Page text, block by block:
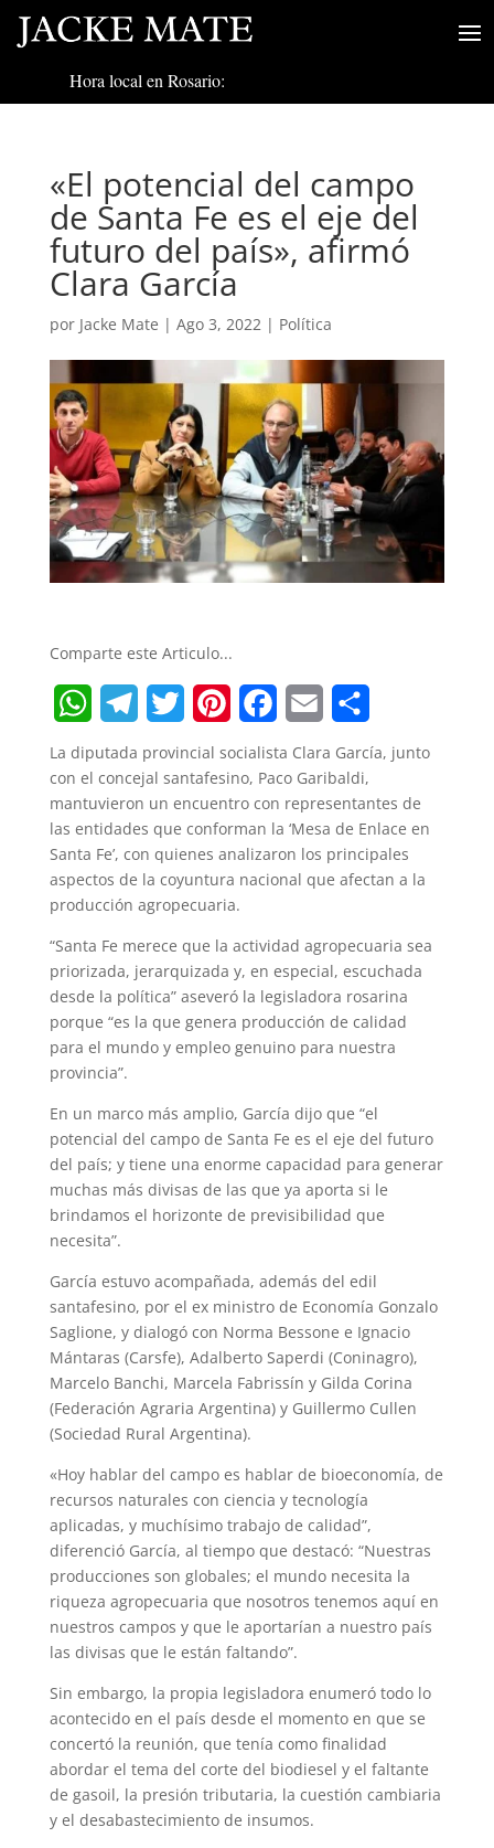
Hora local en Rosario:
«El potencial del campo
de Santa Fe es el eje del
futuro del país», afirmó
Clara García
por Jacke Mate | Ago 3, 2022| Política
Comparte este Articulo...
h
a
t
s
p
p
e
l
e
g
a
m
w
i
t
t
r
P
i
n
t
e
e
s
t
F
a
c
e
b
o
k
m
a
i
l
h
a
r
e
La diputada provincial socialista Clara García, junto
con el concejal santafesino, Paco Garibaldi,
mantuvieron un encuentro con representantes de
las entidades que conforman la ‘Mesa de Enlace en
Santa Fe’, con quienes analizaron los principales
aspectos de la coyuntura nacional que afectan a la
producción agropecuaria.
“Santa Fe merece que la actividad agropecuaria sea
priorizada, jerarquizada y, en especial, escuchada
desde la política” aseveró la legisladora rosarina
porque “es la que genera producción de calidad
para el mundo y empleo genuino para nuestra
provincia”.
En un marco más amplio, García dijo que “el
potencial del campo de Santa Fe es el eje del futuro
del país; y tiene una enorme capacidad para generar
muchas más divisas de las que ya aporta si le
brindamos el horizonte de previsibilidad que
necesita”.
García estuvo acompañada, además del edil
santafesino, por el ex ministro de Economía Gonzalo
Saglione, y dialogó con Norma Bessone e Ignacio
Mántaras (Carsfe), Adalberto Saperdi (Coninagro),
Marcelo Banchi, Marcela Fabrissín y Gilda Corina
(Federación Agraria Argentina) y Guillermo Cullen
(Sociedad Rural Argentina).
«Hoy hablar del campo es hablar de bioeconomía, de
recursos naturales con ciencia y tecnología
aplicadas, y muchísimo trabajo de calidad”,
diferenció García, al tiempo que destacó: “Nuestras
producciones son globales; el mundo necesita la
riqueza agropecuaria que nosotros tenemos aquí en
nuestros campos y que le aportarían a nuestro país
las divisas que le están faltando”.
Sin embargo, la propia legisladora enumeró todo lo
acontecido en el país desde el momento en que se
concertó la reunión, que tenía como finalidad
abordar el tema del corte del biodiesel y el faltante
de gasoil, la presión tributaria, la cuestión cambiaria
y el desabastecimiento de insumos.